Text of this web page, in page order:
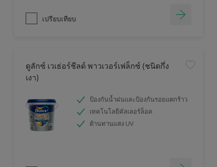
เปรียบเทียบ
ดูลักซ์ เวเธ่อร์ชีลด์ พาวเวอร์เฟล็กซ์ (ชนิดกึ่ง
เงา)
ป้องกันน้ำฝนและป้องกันรอยแตกร้าว
เทคโนโลยีคัลเลอร์ล็อค
ต้านทานแสง UV